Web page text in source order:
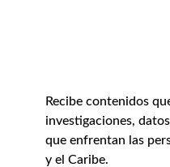
Recibe contenidos
investigaciones,
que enfrentan las
y el Caribe.